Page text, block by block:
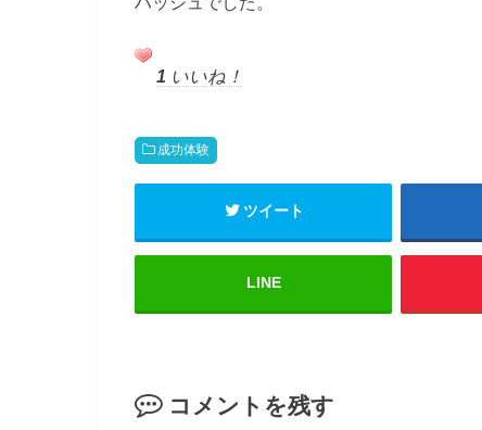
1 いいね！
成功体験
ツイート
LINE
コメントを残す